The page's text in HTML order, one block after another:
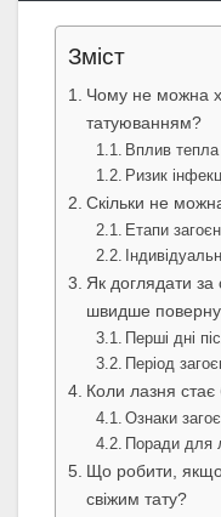
Зміст
Чому не можна
татуюванням?
Вплив
Ризик
Скільки не
Етапи
Як доглядати
швидше
Перші дні
Період
Коли лазня
Ознаки
Поради для
Що робити, якщо
свіжим тату?